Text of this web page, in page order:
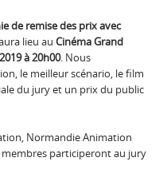
de remise des prix avec
lieu au Cinéma Grand
à 20h00. Nous
le meilleur scénario, le film
du jury et un prix du public
Normandie Animation
participeront au jury